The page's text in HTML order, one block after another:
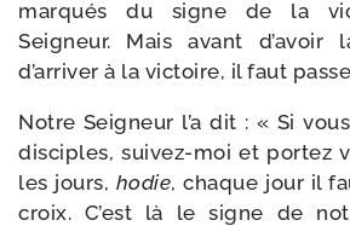
mar­qués du signe de la
Seigneur. Mais avant d’avoir
d’arriver à la vic­toire, il faut
Notre Seigneur l’a dit : « Si
dis­ciples, suivez-​moi et por­tez
les jours, hodie, chaque jour il
croix. C’est là le signe de